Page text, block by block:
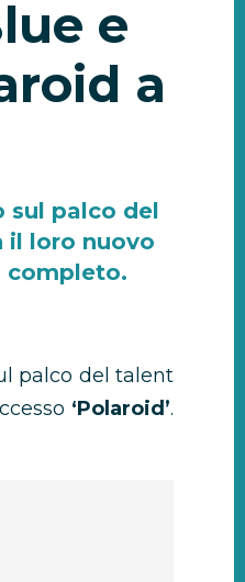
e
a
sul palco del
il loro nuovo
completo.
palco del talent
‘Polaroid’.